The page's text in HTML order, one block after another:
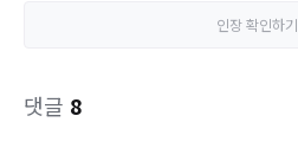
인장 확인하기
댓글 8